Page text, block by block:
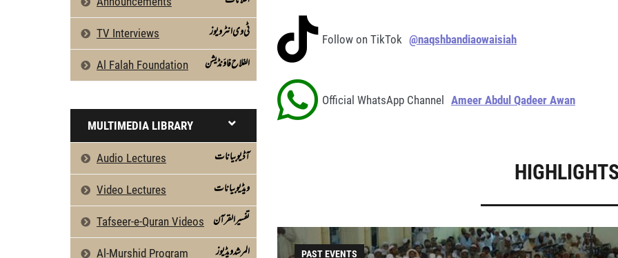
TV Interviews ٹی وی انٹرویوز
Al Falah Foundation الفلاح فاؤنڈیشن
MULTIMEDIA LIBRARY
Audio Lectures آڈیو بیانات
Video Lectures ویڈیو بیانات
Tafseer-e-Quran Videos تفسیرالقرآن
Al-Murshid Program المرشد ویڈیوز
Follow on TikTok @naqshbandiaowaisiah
Official WhatsApp Channel Ameer Abdul Qadeer Awan
PAST EVENTS